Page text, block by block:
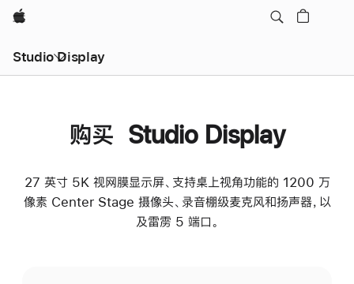
Apple
Studio Display
购买 Studio Display
27 英寸 5K 视网膜显示屏、支持桌上视角功能的 1200 万
像素 Center Stage 摄像头、录音棚级麦克风和扬声器，以
及雷雳 5 端口。